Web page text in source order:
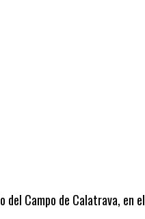
Campo de Calatrava, en